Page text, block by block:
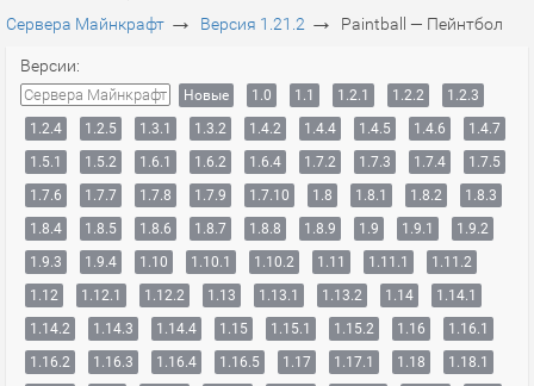
Сервера Майнкрафт → Версия 1.21.2 → Paintball — Пейнтбол
Версии:
Сервера Майнкрафт Новые 1.0 1.1 1.2.1 1.2.2
1.2.3
1.2.4
1.2.5 1.3.1 1.3.2 1.4.2 1.4.4 1.4.5 1.4.6
1.4.7
1.5.1
1.5.2 1.6.1 1.6.2 1.6.4 1.7.2 1.7.3 1.7.4
1.7.5
1.7.6
1.7.7 1.7.8 1.7.9 1.7.10 1.8 1.8.1 1.8.2
1.8.3
1.8.4
1.8.5 1.8.6 1.8.7 1.8.8 1.8.9 1.9 1.9.1
1.9.2
1.9.3
1.9.4 1.10 1.10.1 1.10.2 1.11 1.11.1
1.11.2
1.12
1.12.1 1.12.2 1.13 1.13.1 1.13.2 1.14
1.14.1
1.14.2
1.14.3 1.14.4 1.15 1.15.1 1.15.2 1.16
1.16.1
1.16.2
1.16.3 1.16.4 1.16.5 1.17 1.17.1 1.18
1.18.1